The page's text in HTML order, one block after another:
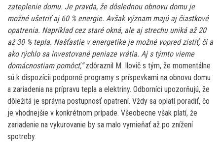
zateplenie domu. Je pravda, že dôslednou obnovu domu je
možné ušetriť aj 60 % energie. Avšak význam majú aj čiastkové
opatrenia. Napríklad cez staré okná, ale aj strechu uniká až 20
až 30 % tepla. Našťastie v energetike je možné vopred zistiť, či a
ako rýchlo sa investované peniaze vrátia. Aj s týmto vieme
domácnostiam pomôcť,“zdôraznil M. Ilovič s tým, že momentálne
sú k dispozícii podporné programy s príspevkami na obnovu domu
a zariadenia na prípravu tepla a elektriny. Odborníci upozorňujú, že
dôležitá je správna postupnosť opatrení. Vždy sa oplatí poradiť, čo
je vhodnejšie v konkrétnom prípade. Všeobecne však platí, že
zariadenie na vykurovanie by sa malo vymieňať až po znížení
spotreby.